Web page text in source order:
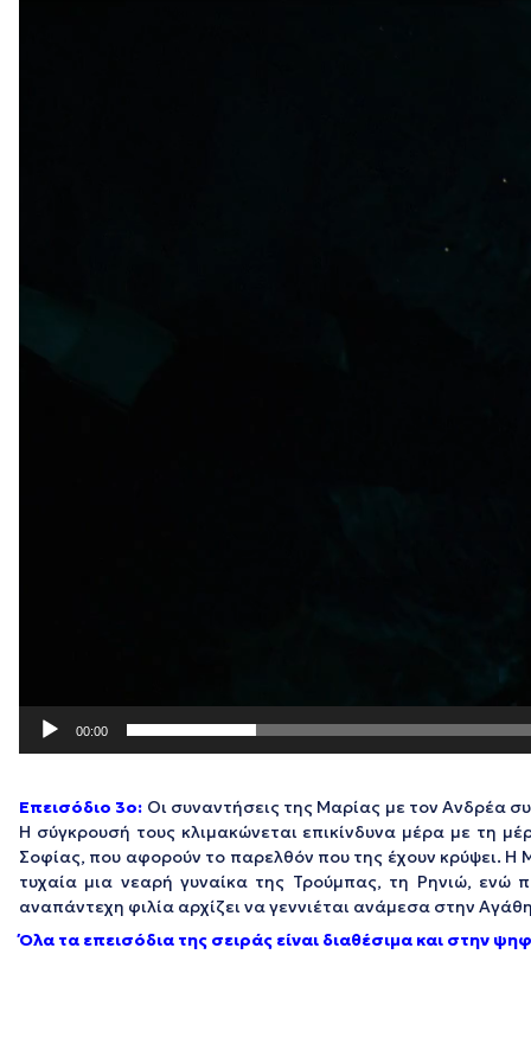
00:00
Επεισόδιο 3ο: Οι συναντήσεις της Μαρίας με τον Ανδρέα
Η σύγκρουσή τους κλιμακώνεται επικίνδυνα μέρα με τη
Σοφίας, που αφορούν το παρελθόν που της έχουν κρύψει. Η
τυχαία μια νεαρή γυναίκα της Τρούμπας, τη Ρηνιώ, ενώ
αναπάντεχη φιλία αρχίζει να γεννιέται ανάμεσα στην
Όλα τα επεισόδια της σειράς είναι διαθέσιμα και στην